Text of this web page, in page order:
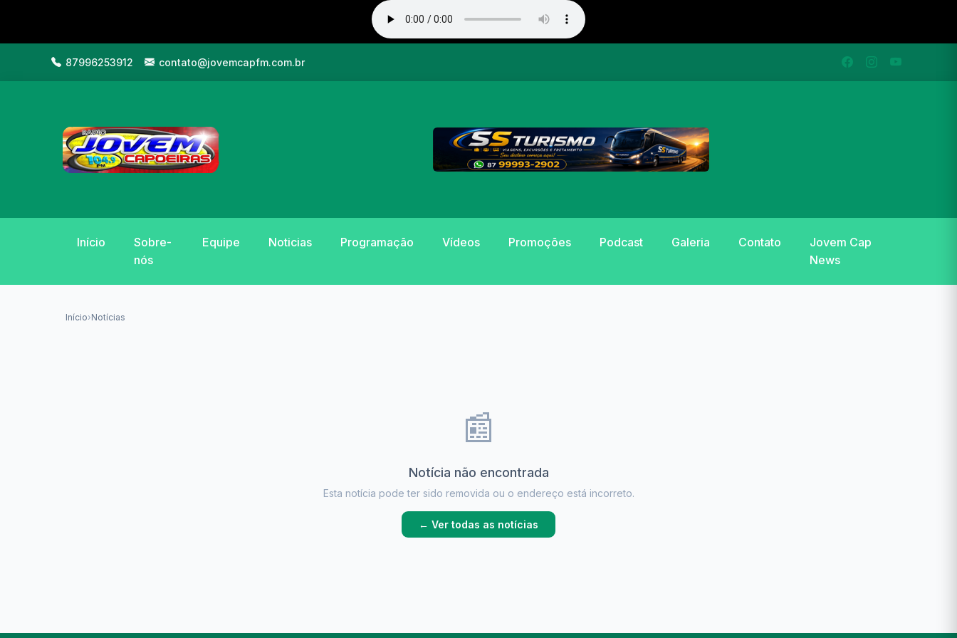
87996253912 contato@jovemcapfm.com.br
Início
Sobre-
nós
Equipe Noticias Programação Vídeos Promoções Podcast Galeria Contato
Jovem Cap
News
Início›Notícias
📰
Notícia não encontrada
Esta notícia pode ter sido removida ou o endereço está incorreto.
← Ver todas as notícias